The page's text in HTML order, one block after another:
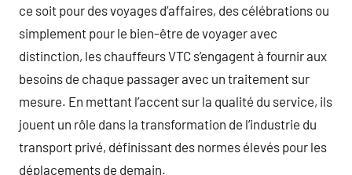
ce soit pour des voyages d’affaires, des célébrations ou
simplement pour le bien-être de voyager avec
distinction, les chauffeurs VTC s’engagent à fournir aux
besoins de chaque passager avec un traitement sur
mesure. En mettant l’accent sur la qualité du service, ils
jouent un rôle dans la transformation de l’industrie du
transport privé, définissant des normes élevés pour les
déplacements de demain.